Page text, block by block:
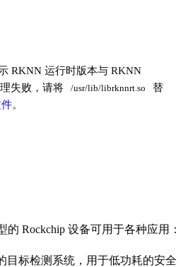
RKNN 运行时版本与 RKNN
失败，请将
/usr/lib/librknnrt.so
替
。
Rockchip 设备可用于各种应用：
目标检测系统，用于低功耗的安全